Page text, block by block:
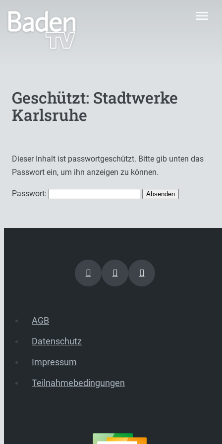
menu
Geschützt: Stadtwerke
Karlsruhe
Dieser Inhalt ist passwortgeschützt. Bitte gib unten das
Passwort ein, um ihn anzeigen zu können.
Passwort:
AGB
Datenschutz
Impressum
Teilnahmebedingungen